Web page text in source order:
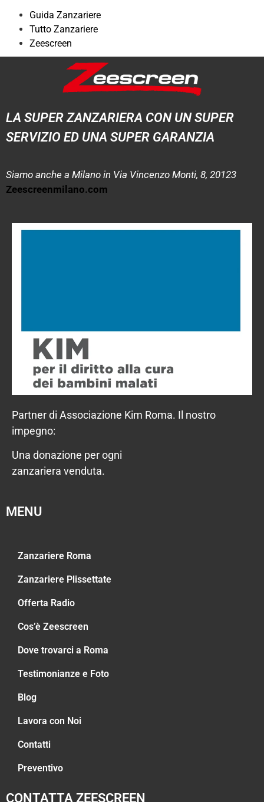
Guida Zanzariere
Tutto Zanzariere
Zeescreen
LA SUPER ZANZARIERA CON UN SUPER
SERVIZIO ED UNA SUPER GARANZIA
Siamo anche a Milano in Via Vincenzo Monti, 8, 20123
Zeescreenmilano.com
Partner di Associazione Kim Roma. Il nostro
impegno:
Una donazione per ogni
zanzariera venduta.
MENU
Zanzariere Roma
Zanzariere Plissettate
Offerta Radio
Cos’è Zeescreen
Dove trovarci a Roma
Testimonianze e Foto
Blog
Lavora con Noi
Contatti
Preventivo
CONTATTA ZEESCREEN